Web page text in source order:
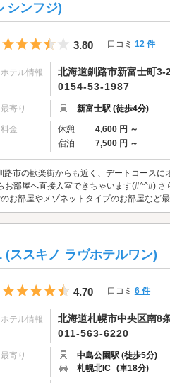
シンフジ)
5つ星のうち3.5
3.80 口コミ 12 件
ホテル情報
北海道釧路市新富士町3-
0154-53-1987
最寄り 新富士駅 (徒歩4分)
料金 休憩 4,600 円 ～
宿泊
7,500 円 ～
路市の歓楽街からも近く、デートコース
部屋へ直接入室できちゃいます(#^^#)
お部屋やメゾネットタイプのお部屋など
ススキノ ラヴホテルワン)
5つ星のうち4.5
4.70 口コミ 6 件
ホテル情報
北海道札幌市中央区南8
011-563-6220
最寄り
中島公園駅 (徒歩5分)
札幌北IC (車18分)